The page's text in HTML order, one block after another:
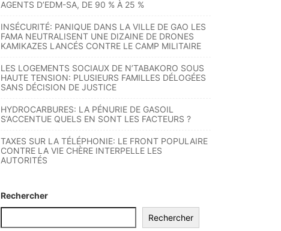
AGENTS D’EDM-SA, DE 90 % À 25 %
INSÉCURITÉ: PANIQUE DANS LA VILLE DE GAO LES
FAMA NEUTRALISENT UNE DIZAINE DE DRONES
KAMIKAZES LANCÉS CONTRE LE CAMP MILITAIRE
LES LOGEMENTS SOCIAUX DE N’TABAKORO SOUS
HAUTE TENSION: PLUSIEURS FAMILLES DÉLOGÉES
SANS DÉCISION DE JUSTICE
HYDROCARBURES: LA PÉNURIE DE GASOIL
S’ACCENTUE QUELS EN SONT LES FACTEURS ?
TAXES SUR LA TÉLÉPHONIE: LE FRONT POPULAIRE
CONTRE LA VIE CHÈRE INTERPELLE LES
AUTORITÉS
Rechercher
Rechercher